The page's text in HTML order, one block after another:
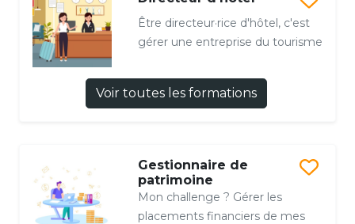
Être directeur·rice d'hôtel, c'est
gérer une entreprise du tourisme
Voir toutes les formations
Gestionnaire de
patrimoine
Mon challenge ? Gérer les
placements financiers de mes